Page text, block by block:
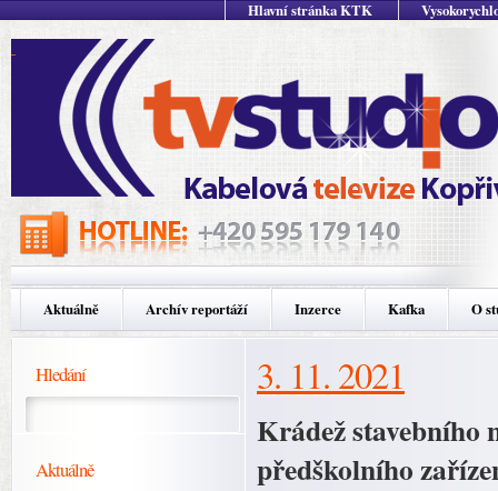
Hlavní stránka KTK
Aktuálně Archív reportáží Inzerce Kafka O
Hledání
Aktuálně
3. 11. 2021
Krádež stavebního
předškolního